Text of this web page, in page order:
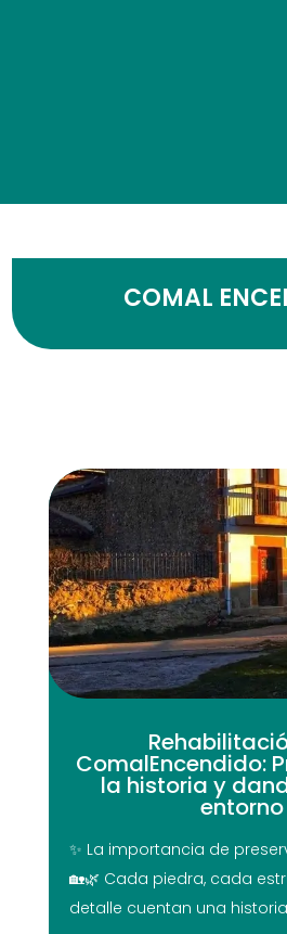
COMAL
ComalEncendido:
la historia y
entorno
✨ La importancia de
🏡🌿 Cada piedra, cada
detalle cuentan una